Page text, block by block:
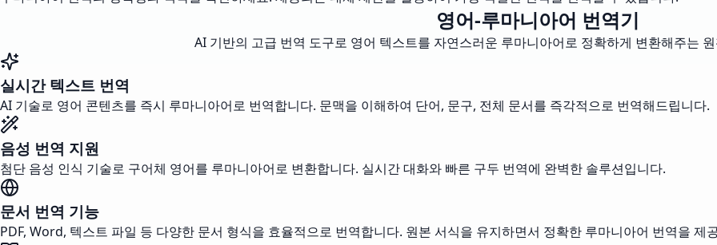
영어-루마니아어 번역기
AI 기반의 고급 번역 도구로 영어 텍스트를 자연스러운 루마니아어로 정확하게 변환해주는
실시간 텍스트 번역
AI 기술로 영어 콘텐츠를 즉시 루마니아어로 번역합니다. 문맥을 이해하여 단어, 문구, 전체 문서를 즉각적으로 번역해드립니다.
음성 번역 지원
첨단 음성 인식 기술로 구어체 영어를 루마니아어로 변환합니다. 실시간 대화와 빠른 구두 번역에 완벽한 솔루션입니다.
문서 번역 기능
PDF, Word, 텍스트 파일 등 다양한 문서 형식을 효율적으로 번역합니다. 원본 서식을 유지하면서 정확한 루마니아어 번역을 제